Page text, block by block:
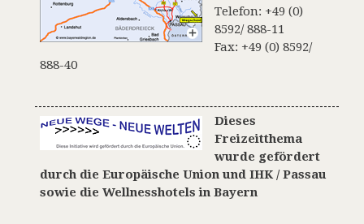
Telefon: +49 (0)
8592/ 888-11
Fax: +49 (0) 8592/
888-40
Dieses
Freizeitthema
wurde gefördert
durch die Europäische Union und IHK / Passau
sowie die Wellnesshotels in Bayern